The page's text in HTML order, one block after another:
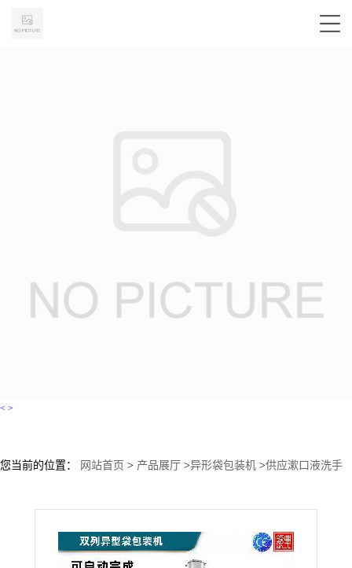
< >
您当前的位置： 网站首页 > 产品展厅 >异形袋包装机 >供应漱口液洗手